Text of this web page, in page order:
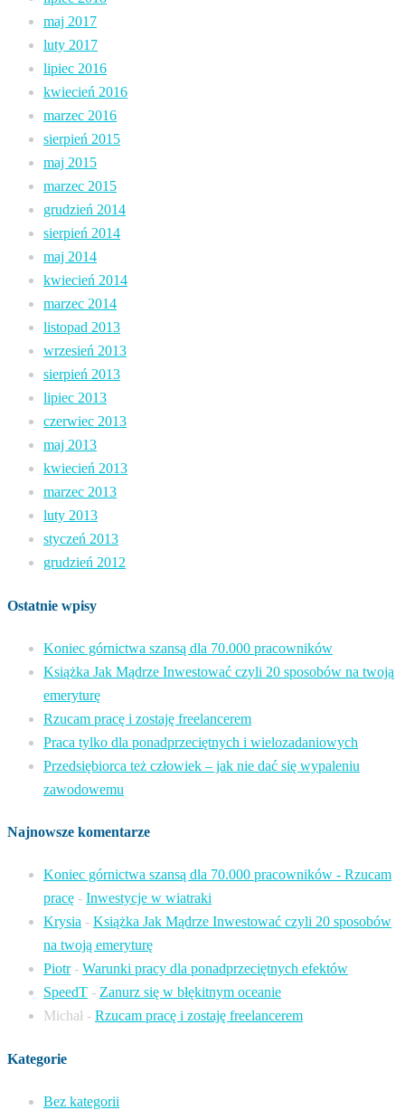
maj 2017
luty 2017
lipiec 2016
kwiecień 2016
marzec 2016
sierpień 2015
maj 2015
marzec 2015
grudzień 2014
sierpień 2014
maj 2014
kwiecień 2014
marzec 2014
listopad 2013
wrzesień 2013
sierpień 2013
lipiec 2013
czerwiec 2013
maj 2013
kwiecień 2013
marzec 2013
luty 2013
styczeń 2013
grudzień 2012
Ostatnie wpisy
Koniec górnictwa szansą dla 70.000 pracowników
Książka Jak Mądrze Inwestować czyli 20 sposobów na twoją
emeryturę
Rzucam pracę i zostaję freelancerem
Praca tylko dla ponadprzeciętnych i wielozadaniowych
Przedsiębiorca też człowiek – jak nie dać się wypaleniu
zawodowemu
Najnowsze komentarze
Koniec górnictwa szansą dla 70.000 pracowników - Rzucam
pracę - Inwestycje w wiatraki
Krysia - Książka Jak Mądrze Inwestować czyli 20 sposobów
na twoją emeryturę
Piotr- Warunki pracy dla ponadprzeciętnych efektów
SpeedT - Zanurz się w błękitnym oceanie
Michał - Rzucam pracę i zostaję freelancerem
Kategorie
Bez kategorii